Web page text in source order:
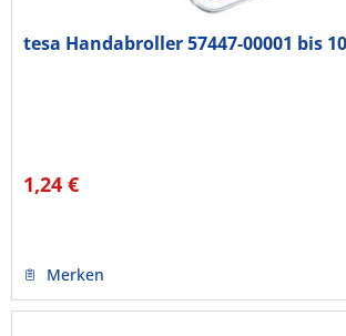
tesa Handabroller 57447-00001 bis
1,24 €
Merken